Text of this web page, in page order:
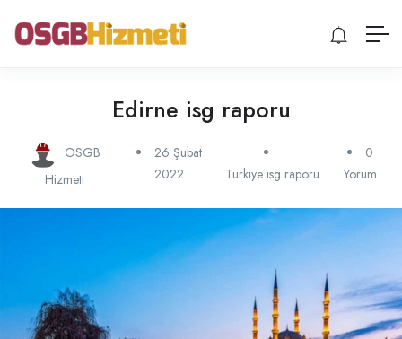
Edirne isg raporu
OSGB
Hizmeti
26 Şubat
2022
Türkiye isg raporu
0
Yorum